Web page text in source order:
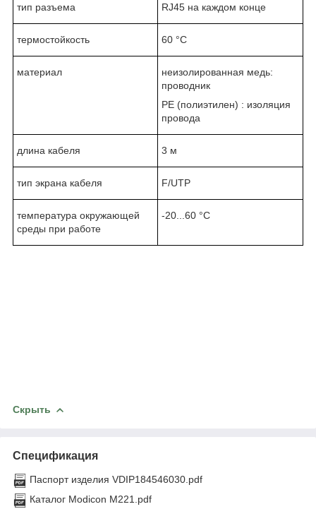
тип разъема RJ45 на каждом конце
термостойкость 60 °C
материал
неизолированная медь:
проводник
PE (полиэтилен) : изоляция
провода
длина кабеля 3 м
тип экрана кабеля F/UTP
температура окружающей
среды при работе
-20...60 °C
Скрыть
Спецификация
Паспорт изделия VDIP184546030.pdf
Каталог Modicon M221.pdf